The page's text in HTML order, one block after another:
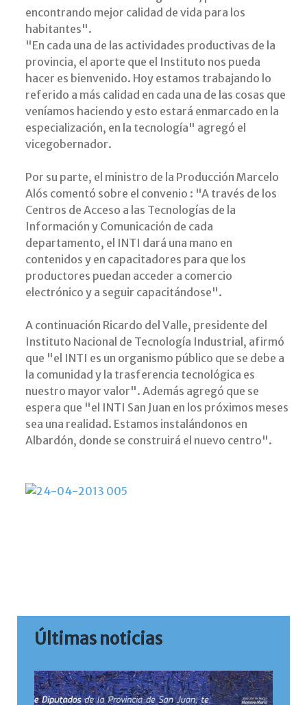
encontrando mejor calidad de vida para los
habitantes".
"En cada una de las actividades productivas de la
provincia, el aporte que el Instituto nos pueda
hacer es bienvenido. Hoy estamos trabajando lo
referido a más calidad en cada una de las cosas que
veníamos haciendo y esto estará enmarcado en la
especialización, en la tecnología" agregó el
vicegobernador.
Por su parte, el ministro de la Producción Marcelo
Alós comentó sobre el convenio : "A través de los
Centros de Acceso a las Tecnologías de la
Información y Comunicación de cada
departamento, el INTI dará una mano en
contenidos y en capacitadores para que los
productores puedan acceder a comercio
electrónico y a seguir capacitándose".
A continuación Ricardo del Valle, presidente del
Instituto Nacional de Tecnología Industrial, afirmó
que "el INTI es un organismo público que se debe a
la comunidad y la trasferencia tecnológica es
nuestro mayor valor". Además agregó que se
espera que "el INTI San Juan en los próximos meses
sea una realidad. Estamos instalándonos en
Albardón, donde se construirá el nuevo centro".
Últimas noticias